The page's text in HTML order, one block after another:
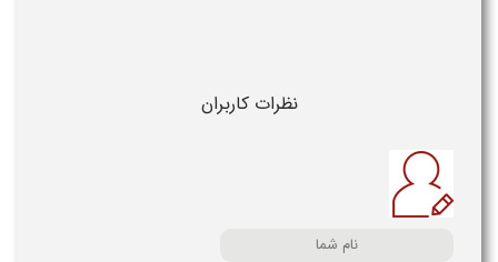
نظرات کاربران